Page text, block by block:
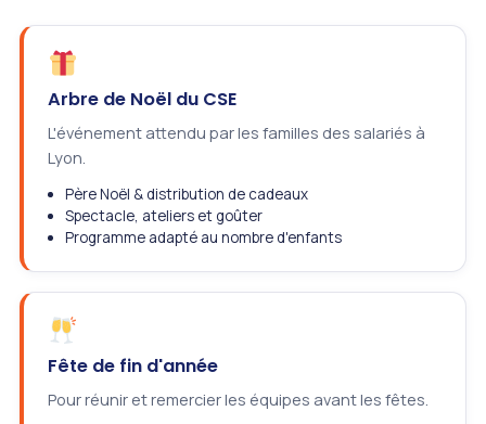
Arbre de Noël du CSE
L'événement attendu par les familles des salariés à
Lyon.
Père Noël & distribution de cadeaux
Spectacle, ateliers et goûter
Programme adapté au nombre d'enfants
Fête de fin d'année
Pour réunir et remercier les équipes avant les fêtes.